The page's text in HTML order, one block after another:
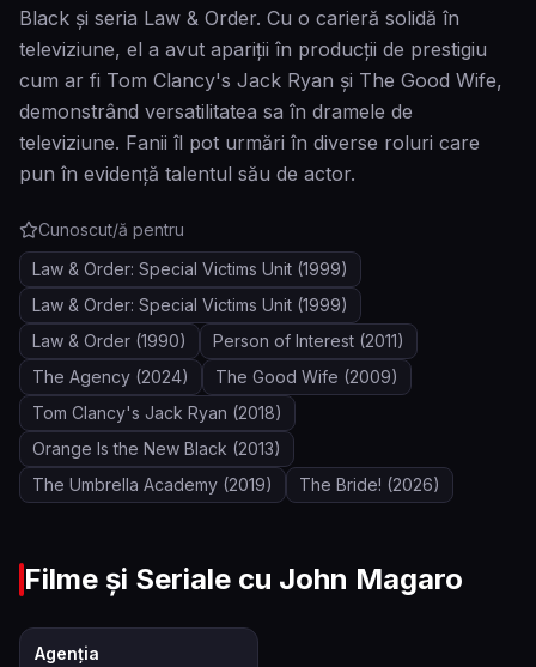
Black și seria Law & Order. Cu o carieră solidă în
televiziune, el a avut apariții în producții de prestigiu
cum ar fi Tom Clancy's Jack Ryan și The Good Wife,
demonstrând versatilitatea sa în dramele de
televiziune. Fanii îl pot urmări în diverse roluri care
pun în evidență talentul său de actor.
Cunoscut/ă pentru
Law & Order: Special Victims Unit (1999)
Law & Order: Special Victims Unit (1999)
Law & Order (1990) Person of Interest (2011)
The Agency (2024) The Good Wife (2009)
Tom Clancy's Jack Ryan (2018)
Orange Is the New Black (2013)
The Umbrella Academy (2019) The Bride! (2026)
Filme și Seriale cu John Magaro
Agenția